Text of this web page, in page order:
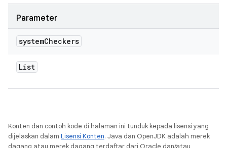
Parameter
systemCheckers
List
Konten dan contoh kode di halaman ini tunduk kepada lisensi yang
dijelaskan dalam Lisensi Konten. Java dan OpenJDK adalah merek
dagang atau merek dagang terdaftar dari Oracle dan/atau